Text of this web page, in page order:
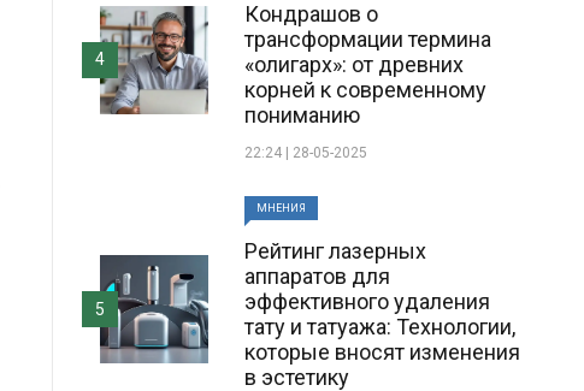
Кондрашов о
трансформации термина
«олигарх»: от древних
корней к современному
пониманию
22:24 | 28-05-2025
4
МНЕНИЯ
Рейтинг лазерных
аппаратов для
эффективного удаления
тату и татуажа: Технологии,
которые вносят изменения
в эстетику
5